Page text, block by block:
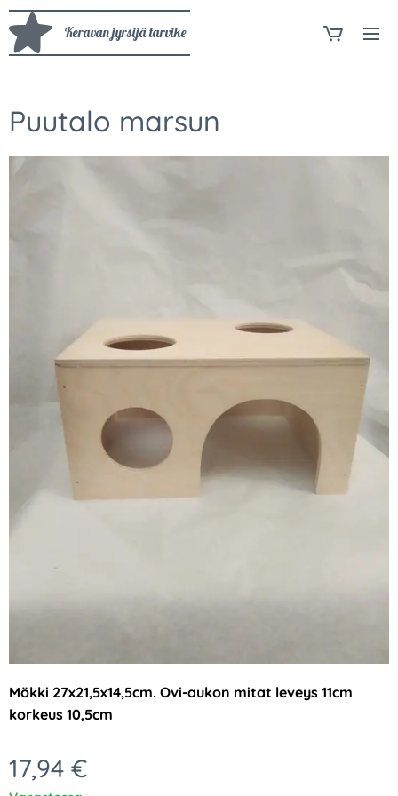
Keravan jyrsijä tarvike
Puutalo marsun
Mökki 27x21,5x14,5cm. Ovi-aukon mitat leveys 11cm
korkeus 10,5cm
17,94 €